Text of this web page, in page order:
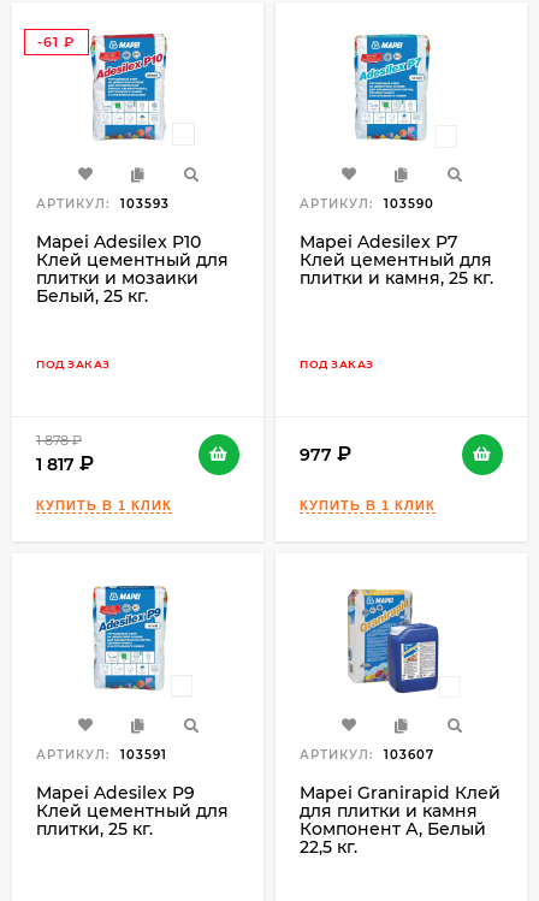
-61
АРТИКУЛ: 103593
Mapei Adesilex P10
Клей цементный для
плитки и мозаики
Белый, 25 кг.
ПОД ЗАКАЗ
1 878
1 817
АРТИКУЛ: 103590
Mapei Adesilex P7
Клей цементный для
плитки и камня, 25 кг.
ПОД ЗАКАЗ
977
АРТИКУЛ: 103591
Mapei Adesilex P9
Клей цементный для
плитки, 25 кг.
АРТИКУЛ: 103607
Mapei Granirapid Клей
для плитки и камня
Компонент А, Белый
22,5 кг.